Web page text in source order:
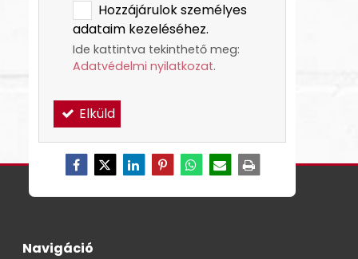
Hozzájárulok személyes
adataim kezeléséhez.
Ide kattintva tekinthető meg:
Adatvédelmi nyilatkozat.
Elküld
Navigáció